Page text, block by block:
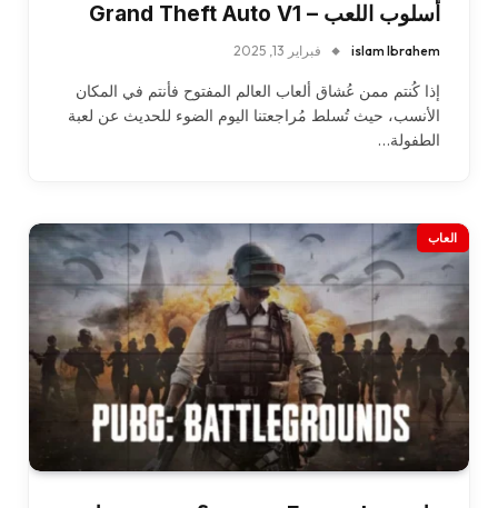
أسلوب اللعب – Grand Theft Auto V1
islam Ibrahem فبراير 13, 2025
إذا كُنتم ممن عُشاق ألعاب العالم المفتوح فأنتم في المكان
الأنسب، حيث تُسلط مُراجعتنا اليوم الضوء للحديث عن لعبة
الطفولة…
العاب